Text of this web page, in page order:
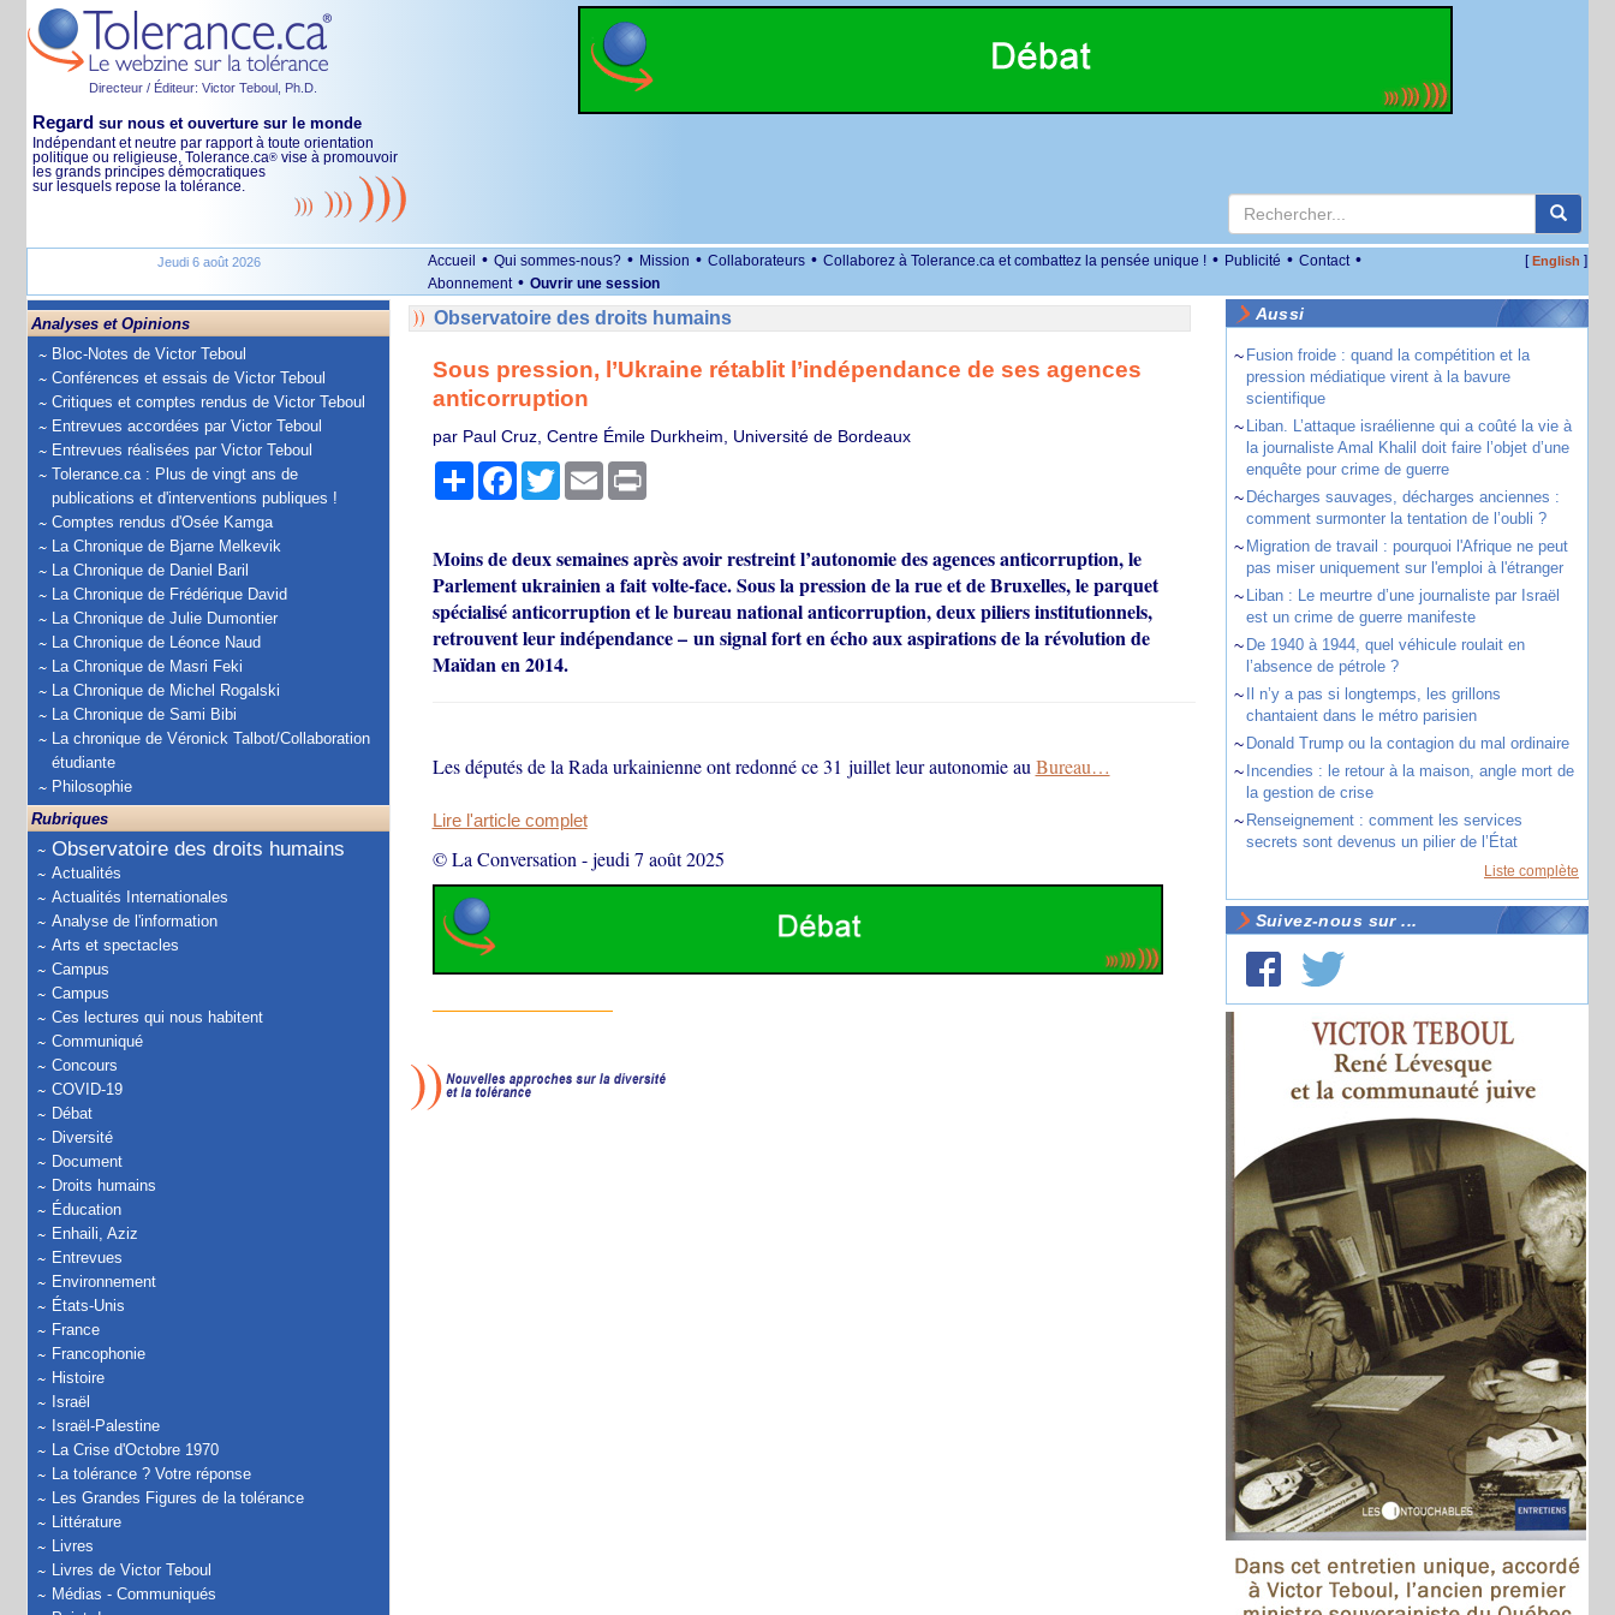
Directeur / Éditeur: Victor Teboul, Ph.D.
Regard sur nous et ouverture sur le monde
Indépendant et neutre par rapport à toute orientation
politique ou religieuse, Tolerance.ca® vise à promouvoir
les grands principes démocratiques
sur lesquels repose la tolérance.
Jeudi 6 août 2026 Accueil • Qui sommes-nous? • Mission • Collaborateurs • Collaborez à Tolerance.ca et combattez la pensée unique ! • Publicité • Contact •
Abonnement • Ouvrir une session
[English ]
Analyses et Opinions
Bloc-Notes de Victor Teboul
Conférences et essais de Victor Teboul
Critiques et comptes rendus de Victor Teboul
Entrevues accordées par Victor Teboul
Entrevues réalisées par Victor Teboul
Tolerance.ca : Plus de vingt ans de
publications et d'interventions publiques !
Comptes rendus d'Osée Kamga
La Chronique de Bjarne Melkevik
La Chronique de Daniel Baril
La Chronique de Frédérique David
La Chronique de Julie Dumontier
La Chronique de Léonce Naud
La Chronique de Masri Feki
La Chronique de Michel Rogalski
La Chronique de Sami Bibi
La chronique de Véronick Talbot/Collaboration
étudiante
Philosophie
Rubriques
Observatoire des droits humains
Actualités
Actualités Internationales
Analyse de l'information
Arts et spectacles
Campus
Campus
Ces lectures qui nous habitent
Communiqué
Concours
COVID-19
Débat
Diversité
Document
Droits humains
Éducation
Enhaili, Aziz
Entrevues
Environnement
États-Unis
France
Francophonie
Histoire
Israël
Israël-Palestine
La Crise d'Octobre 1970
La tolérance ? Votre réponse
Les Grandes Figures de la tolérance
Littérature
Livres
Livres de Victor Teboul
Médias - Communiqués
Observatoire des droits humains
Sous pression, l’Ukraine rétablit l’indépendance de ses agences
anticorruption
par Paul Cruz, Centre Émile Durkheim, Université de Bordeaux
PartagerFacebook
TwitterEmail Print
Moins de deux semaines après avoir restreint l’autonomie des agences anticorruption, le
Parlement ukrainien a fait volte-face. Sous la pression de la rue et de Bruxelles, le parquet
spécialisé anticorruption et le bureau national anticorruption, deux piliers institutionnels,
retrouvent leur indépendance – un signal fort en écho aux aspirations de la révolution de
Maïdan en 2014.
Les députés de la Rada urkainienne ont redonné ce 31 juillet leur autonomie au Bureau…
Lire l'article complet
© La Conversation -jeudi 7 août 2025
Aussi
~ Fusion froide : quand la compétition et la
pression médiatique virent à la bavure
scientifique
~ Liban. L’attaque israélienne qui a coûté la vie à
la journaliste Amal Khalil doit faire l’objet d’une
enquête pour crime de guerre
~ Décharges sauvages, décharges anciennes :
comment surmonter la tentation de l’oubli ?
~ Migration de travail : pourquoi l'Afrique ne peut
pas miser uniquement sur l'emploi à l'étranger
~ Liban : Le meurtre d’une journaliste par Israël
est un crime de guerre manifeste
~ De 1940 à 1944, quel véhicule roulait en
l’absence de pétrole ?
~
Il n’y a pas si longtemps, les grillons
chantaient dans le métro parisien
~ Donald Trump ou la contagion du mal ordinaire
~ Incendies : le retour à la maison, angle mort de
la gestion de crise
~ Renseignement : comment les services
secrets sont devenus un pilier de l’État
Liste complète
Suivez-nous sur ...